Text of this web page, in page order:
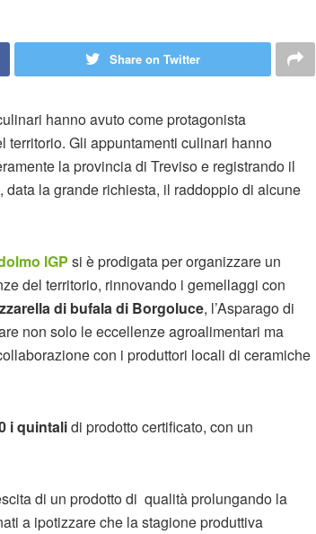
Share on Twitter
hanno avuto come protagonista
territorio. Gli appuntamenti culinari hanno
la provincia di Treviso e registrando il
la grande richiesta, il raddoppio di alcune
IGP si è prodigata per organizzare un
del territorio, rinnovando i gemellaggi con
di bufala di Borgoluce, l’Asparago di
non solo le eccellenze agroalimentari ma
con i produttori locali di ceramiche
i quintalidi prodotto certificato, con un
di un prodotto di qualità prolungando la
a ipotizzare che la stagione produttiva